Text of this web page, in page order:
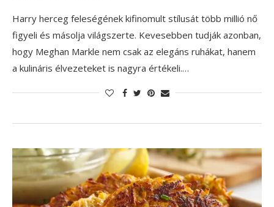
Harry herceg feleségének kifinomult stílusát több millió nő
figyeli és másolja világszerte. Kevesebben tudják azonban,
hogy Meghan Markle nem csak az elegáns ruhákat, hanem
a kulináris élvezeteket is nagyra értékeli.…